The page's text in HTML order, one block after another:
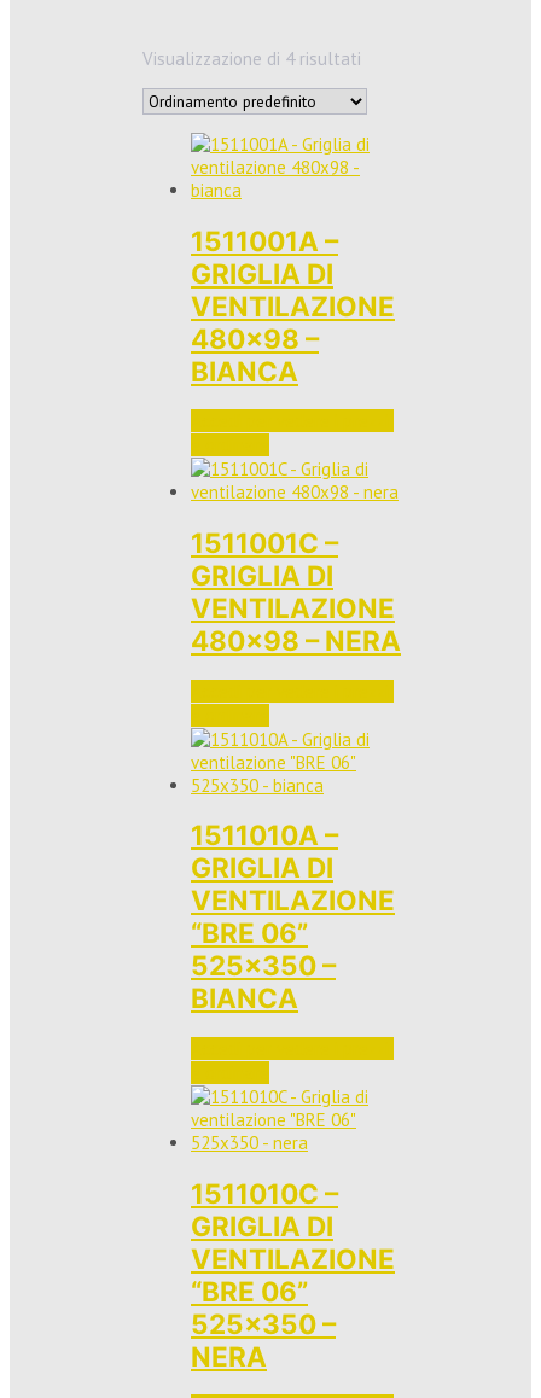
Visualizzazione di 4 risultati
1511001A –
GRIGLIA DI
VENTILAZIONE
480×98 –
BIANCA
1511001C –
GRIGLIA DI
VENTILAZIONE
480×98 – NERA
1511010A –
GRIGLIA DI
VENTILAZIONE
“BRE 06”
525×350 –
BIANCA
1511010C –
GRIGLIA DI
VENTILAZIONE
“BRE 06”
525×350 –
NERA